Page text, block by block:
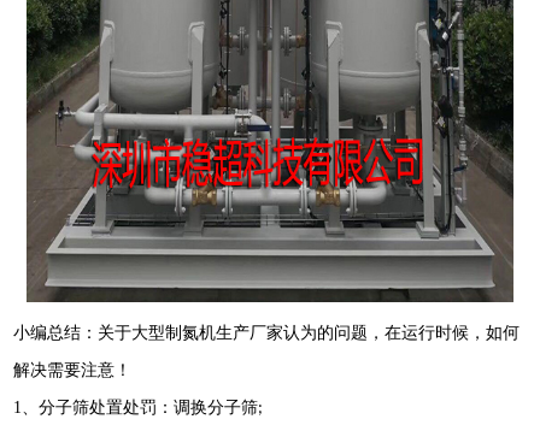
小编总结：关于大型制氮机生产厂家认为的问题，在运行时候，如何
解决需要注意！
1、分子筛处置处罚：调换分子筛;